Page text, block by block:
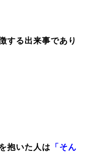
する出来事であり
抱いた人は
「そん